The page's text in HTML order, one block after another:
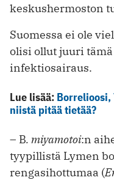
keskushermoston
Suomessa ei ole
olisi ollut juuri
infektiosairaus.
Lue lisää: Borrelioosi,
niistä pitää tietää?
– B. miyamotoi:n
tyypillistä Lymen
rengasihottumaa (